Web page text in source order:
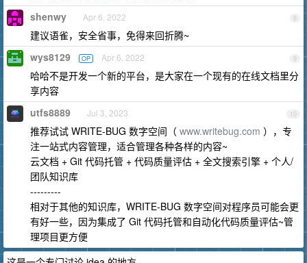
8
shenwy Apr 6, 2022
建议语雀，安全省事，免得来回折腾~
9
wys8129 OP Apr 6, 2022
哈哈不是开发一个新的平台，是大家在一个现有的在线文档里分
享内容
10
utfs8889 Jul 3, 2023
推荐试试 WRITE-BUG 数字空间（ www.writebug.com ），专
注一站式内容管理，适合管理各种各样的内容~
云文档 + Git 代码托管 + 代码质量评估 + 全文搜索引擎 + 个人/
团队知识库
---------
相对于其他的知识库，WRITE-BUG 数字空间对程序员可能会更
有好一些，因为集成了 Git 代码托管和自动化代码质量评估~管
理项目更方便